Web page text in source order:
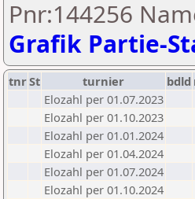
Pnr:144256
Grafik Partie-
tnrSt turnier bdld
Elozahl per 01.07.2023
Elozahl per 01.10.2023
Elozahl per 01.01.2024
Elozahl per 01.04.2024
Elozahl per 01.07.2024
Elozahl per 01.10.2024